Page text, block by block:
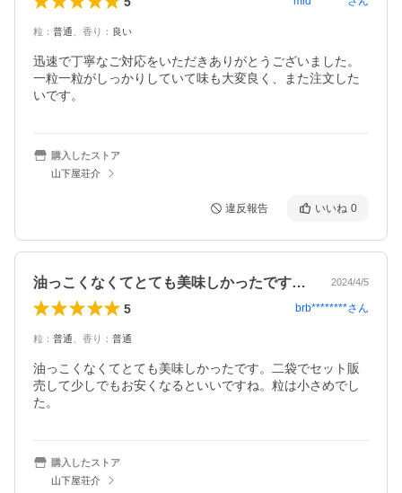
粒 ： 普通 香り ： 良い
迅速で丁寧なご対応をいただきありがとうございました。
一粒一粒がしっかりしていて味も大変良く、また注文した
いです。
購入したストア
山下屋荘介
違反報告 いいね 0
油っこくなくてとても美味しかったです。… 2024/4/5
5 brb********さん
粒 ： 普通 香り ： 普通
油っこくなくてとても美味しかったです。二袋でセット販
売して少しでもお安くなるといいですね。粒は小さめでし
た。
購入したストア
山下屋荘介